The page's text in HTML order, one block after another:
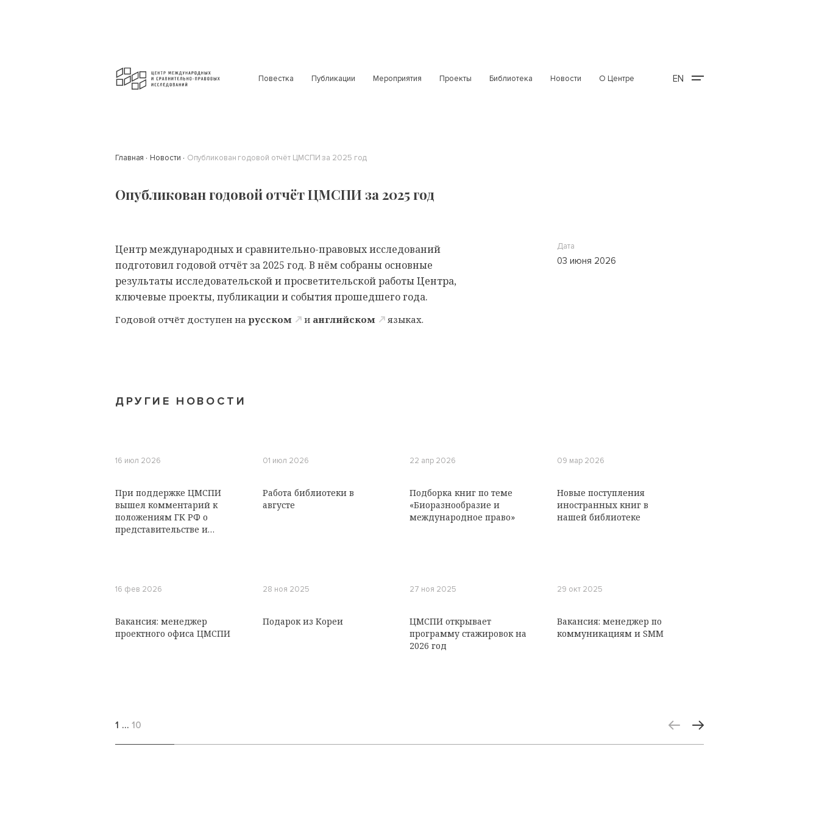
Повестка Публикации Мероприятия Проекты Библиотека Новости О Центре EN
Главная Новости Опубликован годовой отчёт ЦМСПИ за 2025 год
Опубликован годовой отчёт ЦМСПИ за 2025 год
Центр международных и сравнительно-правовых исследований
подготовил годовой отчёт за 2025 год. В нём собраны основные
результаты исследовательской и просветительской работы Центра,
ключевые проекты, публикации и события прошедшего года.
Годовой отчёт доступен нарусском и английском языках.
Дата
03 июня 2026
ДРУГИЕ НОВОСТИ
16 июл 2026
При поддержке ЦМСПИ
вышел комментарий к
положениям ГК РФ о
представительстве и
01 июл 2026
Работа библиотеки в
августе
22 апр 2026
Подборка книг по теме
«Биоразнообразие и
международное право»
09 мар 2026
Новые поступления
иностранных книг в
нашей библиотеке
16 фев 2026
Вакансия: менеджер
проектного офиса ЦМСПИ
28 ноя 2025
Подарок из Кореи
27 ноя 2025
ЦМСПИ открывает
программу стажировок на
2026 год
29 окт 2025
Вакансия: менеджер по
коммуникациям и SMM
1 … 10